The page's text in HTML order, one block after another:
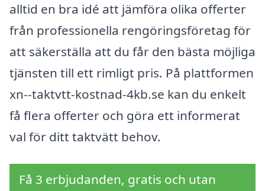
alltid en bra idé att jämföra olika offerter
från professionella rengöringsföretag för
att säkerställa att du får den bästa möjliga
tjänsten till ett rimligt pris. På plattformen
xn--taktvtt-kostnad-4kb.se kan du enkelt
få flera offerter och göra ett informerat
val för ditt taktvätt behov.
Få 3 erbjudanden, gratis och utan